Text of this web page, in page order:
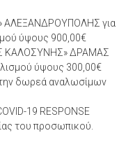
ΑΛΕΞΑΝΔΡΟΥΠΟΛΗΣ για
ύψους 900,00€
ΚΑΛΟΣΥΝΗΣ» ΔΡΑΜΑΣ
ύψους 300,00€
δωρεά αναλωσίμων
19 RESPONSE
του προσωπικού.